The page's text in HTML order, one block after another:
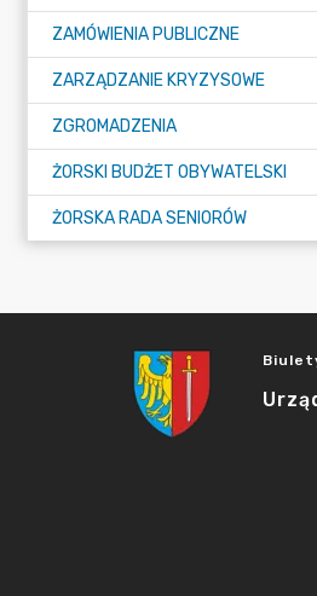
ZAMÓWIENIA PUBLICZNE
ZARZĄDZANIE KRYZYSOWE
ZGROMADZENIA
ŻORSKI BUDŻET OBYWATELSKI
ŻORSKA RADA SENIORÓW